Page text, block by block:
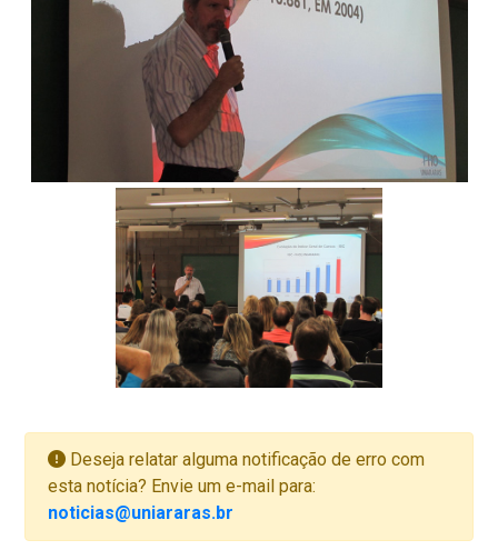
Deseja relatar alguma notificação de erro com
esta notícia? Envie um e-mail para:
noticias@uniararas.br